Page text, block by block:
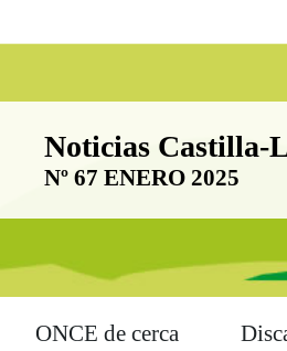
Boletín Noticias
Noticias Castilla-
Nº 67 ENERO 2025
ONCE de cerca